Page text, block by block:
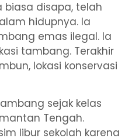
biasa disapa, telah
hidupnya. Ia
emas ilegal. Ia
tambang. Terakhir
lokasi konservasi
sejak kelas
Tengah.
libur sekolah karena